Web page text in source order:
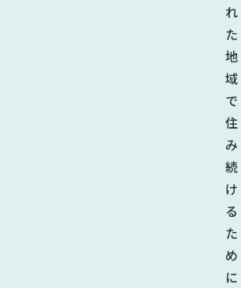
れ
た
地
域
で
住
み
続
け
る
た
め
に